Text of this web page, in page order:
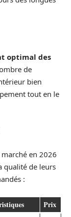
optimal des
de
bien
tout en le
en 2026
qualité de leurs
:
Prix